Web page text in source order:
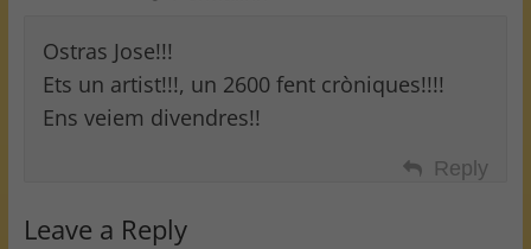
Ostras Jose!!!
Ets un artist!!!, un 2600 fent cròniques!!!!
Ens veiem divendres!!
Reply
Leave a Reply